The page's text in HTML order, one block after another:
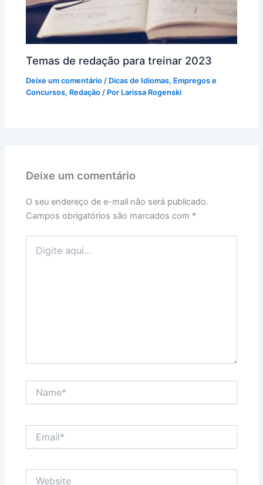
Temas de redação para treinar 2023
Deixe um comentário / Dicas de Idiomas, Empregos e
Concursos, Redação / Por Larissa Rogenski
Deixe um comentário
O seu endereço de e-mail não será publicado.
Campos obrigatórios são marcados com *
Digite
aqui...